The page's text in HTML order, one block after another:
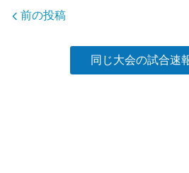
o
前の投稿
同じ大会の試合速